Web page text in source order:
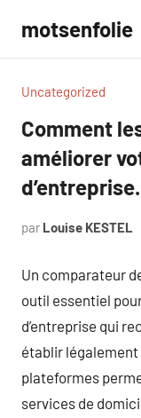
contenu
motsenfolie
Uncategorized
Comment
améliorer
d’entreprise.
par Louise KESTEL
Un comparateur
outil essentiel
d’entreprise qui
établir légalement
plateformes
services de